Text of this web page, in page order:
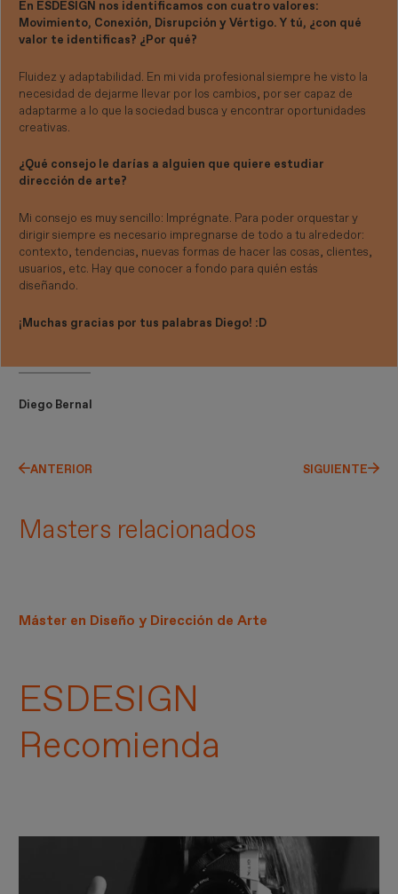
En ESDESIGN nos identificamos con cuatro valores:
Movimiento, Conexión, Disrupción y Vértigo. Y tú, ¿con qué
valor te identificas? ¿Por qué?
Fluidez y adaptabilidad. En mi vida profesional siempre he visto la
necesidad de dejarme llevar por los cambios, por ser capaz de
adaptarme a lo que la sociedad busca y encontrar oportunidades
creativas.
¿Qué consejo le darías a alguien que quiere estudiar
dirección de arte?
Mi consejo es muy sencillo: Imprégnate. Para poder orquestar y
dirigir siempre es necesario impregnarse de todo a tu alrededor:
contexto, tendencias, nuevas formas de hacer las cosas, clientes,
usuarios, etc. Hay que conocer a fondo para quién estás
diseñando.
¡Muchas gracias por tus palabras Diego! :D
Diego Bernal
ANTERIOR SIGUIENTE
Masters relacionados
Máster en Diseño y Dirección de Arte
ESDESIGN
Recomienda